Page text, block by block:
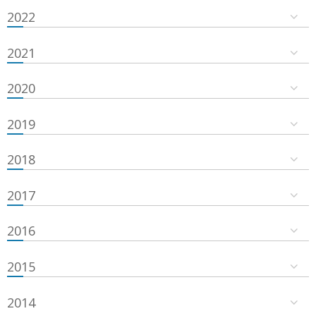
2022
2021
2020
2019
2018
2017
2016
2015
2014